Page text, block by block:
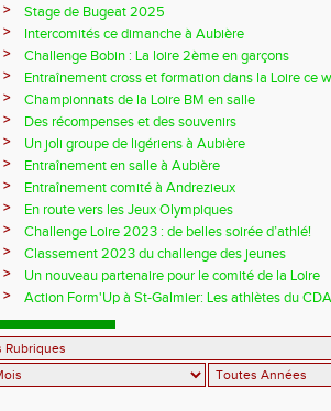
>
Stage de Bugeat 2025
>
Intercomités ce dimanche à Aubière
>
Challenge Bobin : La loire 2ème en garçons
>
Entraînement cross et formation dans la Loire ce
>
Championnats de la Loire BM en salle
>
Des récompenses et des souvenirs
>
Un joli groupe de ligériens à Aubière
>
Entraînement en salle à Aubière
>
Entraînement comité à Andrezieux
>
En route vers les Jeux Olympiques
>
Challenge Loire 2023 : de belles soirée d’athlé!
>
Classement 2023 du challenge des jeunes
>
Un nouveau partenaire pour le comité de la Loire
>
Action Form'Up à St-Galmier: Les athlètes du